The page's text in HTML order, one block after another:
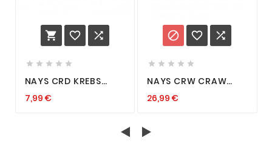
  
    
NAYS CRD KREBS
CAROLINA HECHT
7,99 €
  
    
NAYS CRW CRAW
GUMMIKREBSE
HECHT NEU
26,99 €